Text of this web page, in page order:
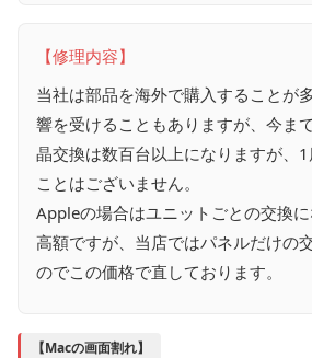
【修理内容】
当社は部品を海外で購入することが
響を受けることもありますが、今ま
晶交換は数百台以上になりますが、
ことはございません。
Appleの場合はユニットごとの交換
高額ですが、当店ではパネルだけの
のでこの価格で直しております。
【Macの画面割れ】